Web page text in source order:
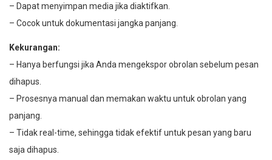
– Dapat menyimpan media jika diaktifkan.
– Cocok untuk dokumentasi jangka panjang.
Kekurangan:
– Hanya berfungsi jika Anda mengekspor obrolan sebelum pesan
dihapus.
– Prosesnya manual dan memakan waktu untuk obrolan yang
panjang.
– Tidak real-time, sehingga tidak efektif untuk pesan yang baru
saja dihapus.